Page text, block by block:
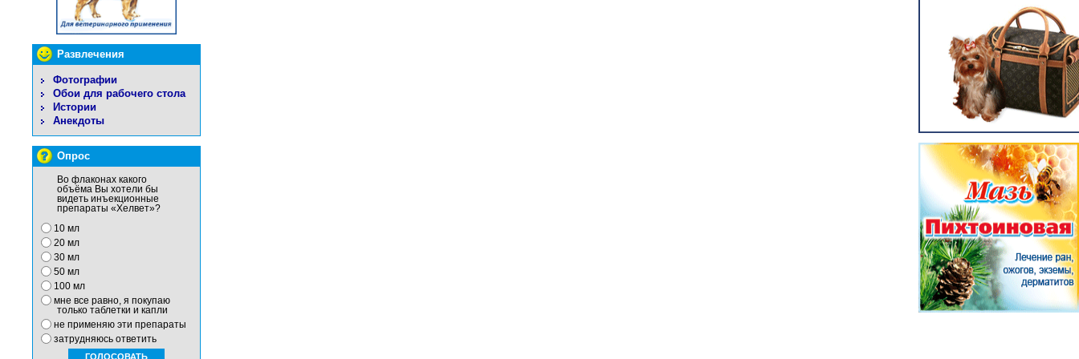
Развлечения
Фотографии
Обои для рабочего стола
Истории
Анекдоты
Опрос
Во флаконах какого
объёма Вы хотели бы
видеть инъекционные
препараты «Хелвет»?
10 мл
20 мл
30 мл
50 мл
100 мл
мне все равно, я покупаю
только таблетки и капли
не применяю эти препараты
затрудняюсь ответить